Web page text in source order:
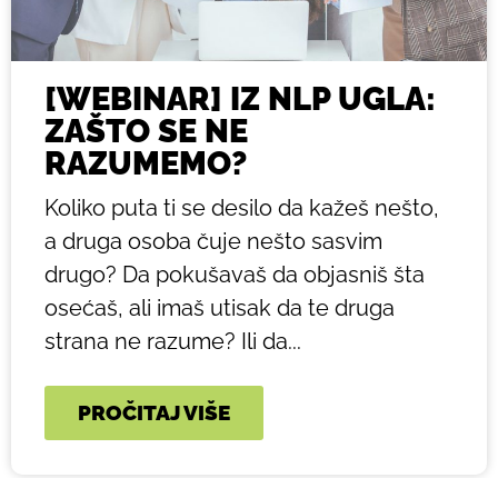
[WEBINAR] IZ NLP UGLA:
ZAŠTO SE NE
RAZUMEMO?
Koliko puta ti se desilo da kažeš nešto,
a druga osoba čuje nešto sasvim
drugo? Da pokušavaš da objasniš šta
osećaš, ali imaš utisak da te druga
strana ne razume? Ili da...
PROČITAJ VIŠE